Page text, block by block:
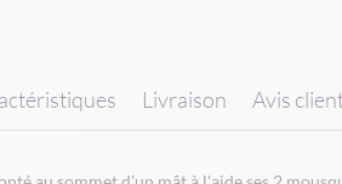
Livraison Avis